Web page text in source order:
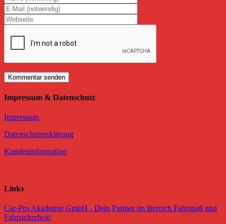
Impressum & Datenschutz
Impressum
Datenschutzerklärung
Kundeninformation
Links
Car-Pro Akademie GmbH - Dein Partner im Bereich Fahrspaß und
Fahrsicherheit!